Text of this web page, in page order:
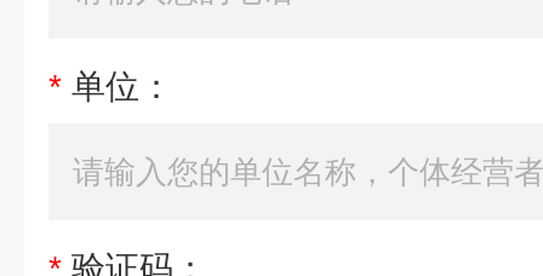
* 单位：
* 验证码：